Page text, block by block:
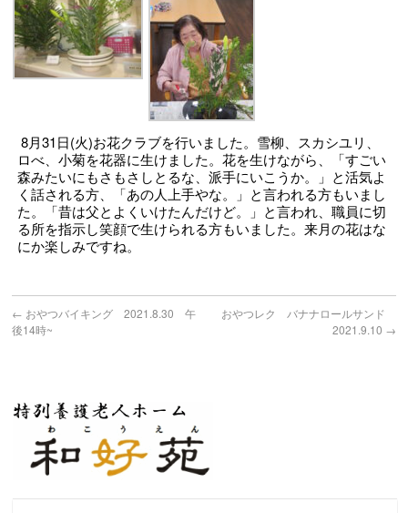
8月31日(火)お花クラブを行いました。雪柳、スカシユリ、
ロべ、小菊を花器に生けました。花を生けながら、「すごい
森みたいにもさもさしとるな、派手にいこうか。」と活気よ
く話される方、「あの人上手やな。」と言われる方もいまし
た。「昔は父とよくいけたんだけど。」と言われ、職員に切
る所を指示し笑顔で生けられる方もいました。来月の花はな
にか楽しみですね。
← おやつバイキング 2021.8.30 午
後14時~
おやつレク バナナロールサンド
2021.9.10 →